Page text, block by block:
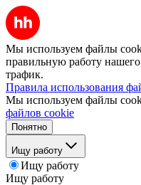
Мы используем файлы
правильную работу нашего
трафик.
Правила использования
Мы используем файлы
файлов cookie
Понятно
Ищу работу
Ищу работу
Ищу работу